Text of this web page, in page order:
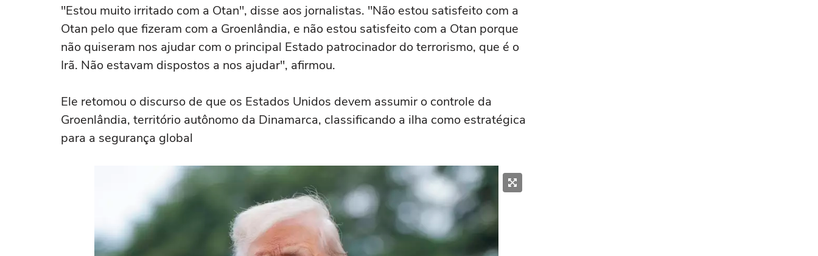
"Estou muito irritado com a Otan", disse aos jornalistas. "Não estou satisfeito com a
Otan pelo que fizeram com a Groenlândia, e não estou satisfeito com a Otan porque
não quiseram nos ajudar com o principal Estado patrocinador do terrorismo, que é o
Irã. Não estavam dispostos a nos ajudar", afirmou.
Ele retomou o discurso de que os Estados Unidos devem assumir o controle da
Groenlândia, território autônomo da Dinamarca, classificando a ilha como estratégica
para a segurança global